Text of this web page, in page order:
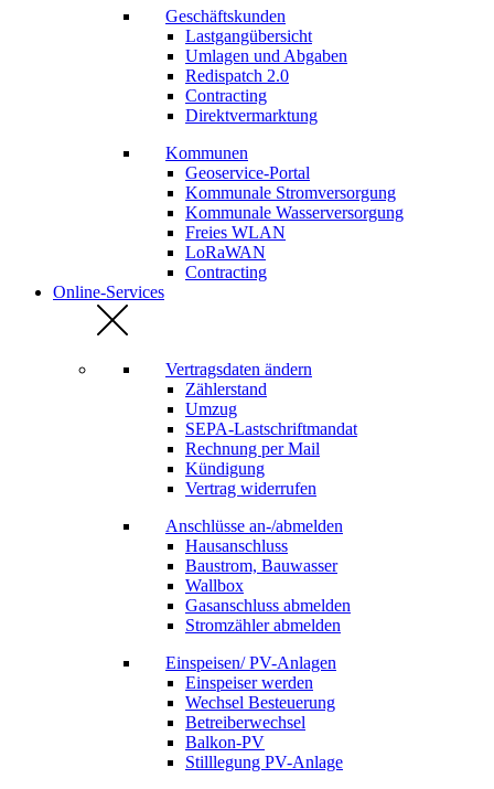
Geschäftskunden
Lastgangübersicht
Umlagen und Abgaben
Redispatch 2.0
Contracting
Direktvermarktung
Kommunen
Geoservice-Portal
Kommunale Stromversorgung
Kommunale Wasserversorgung
Freies WLAN
LoRaWAN
Contracting
Online-Services
Vertragsdaten ändern
Zählerstand
Umzug
SEPA-Lastschriftmandat
Rechnung per Mail
Kündigung
Vertrag widerrufen
Anschlüsse an-/abmelden
Hausanschluss
Baustrom, Bauwasser
Wallbox
Gasanschluss abmelden
Stromzähler abmelden
Einspeisen/ PV-Anlagen
Einspeiser werden
Wechsel Besteuerung
Betreiberwechsel
Balkon-PV
Stilllegung PV-Anlage